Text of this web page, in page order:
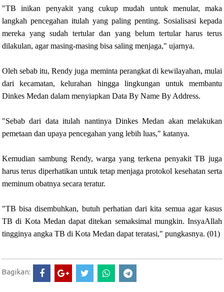
"TB inikan penyakit yang cukup mudah untuk menular, maka
langkah pencegahan itulah yang paling penting. Sosialisasi kepada
mereka yang sudah tertular dan yang belum tertular harus terus
dilakulan, agar masing-masing bisa saling menjaga," ujarnya.
Oleh sebab itu, Rendy juga meminta perangkat di kewilayahan, mulai
dari kecamatan, kelurahan hingga lingkungan untuk membantu
Dinkes Medan dalam menyiapkan Data By Name By Address.
"Sebab dari data itulah nantinya Dinkes Medan akan melakukan
pemetaan dan upaya pencegahan yang lebih luas," katanya.
Kemudian sambung Rendy, warga yang terkena penyakit TB juga
harus terus diperhatikan untuk tetap menjaga protokol kesehatan serta
meminum obatnya secara teratur.
"TB bisa disembuhkan, butuh perhatian dari kita semua agar kasus
TB di Kota Medan dapat ditekan semaksimal mungkin. InsyaAllah
tingginya angka TB di Kota Medan dapat teratasi," pungkasnya. (01)
Bagikan: